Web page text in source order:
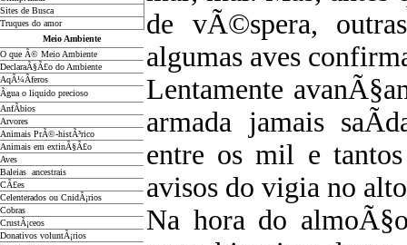
Sites de Busca
Truques do amor
Meio Ambiente
O que Ã© Meio Ambiente
DeclaraÃ§Ã£o do Ambiente
AqÃ¼Ã­feros
Ãgua o liquido precioso
AnfÃ­bios
Arvores
Animais PrÃ©-histÃ³rico
Animais em extinÃ§Ã£o
Aves
Baleias ancestrais
CÃ£es
Celenterados ou CnidÃ¡rios
Cobras
CrustÃ¡ceos
Donativos voluntÃ¡rios
de vÃ©spera,
algumas aves
Lentamente
armada jamais
entre os mil e
avisos do vigia no
Na hora do